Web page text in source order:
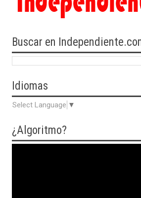
Buscar en
Idiomas
Select Language ▼
¿Algoritmo?